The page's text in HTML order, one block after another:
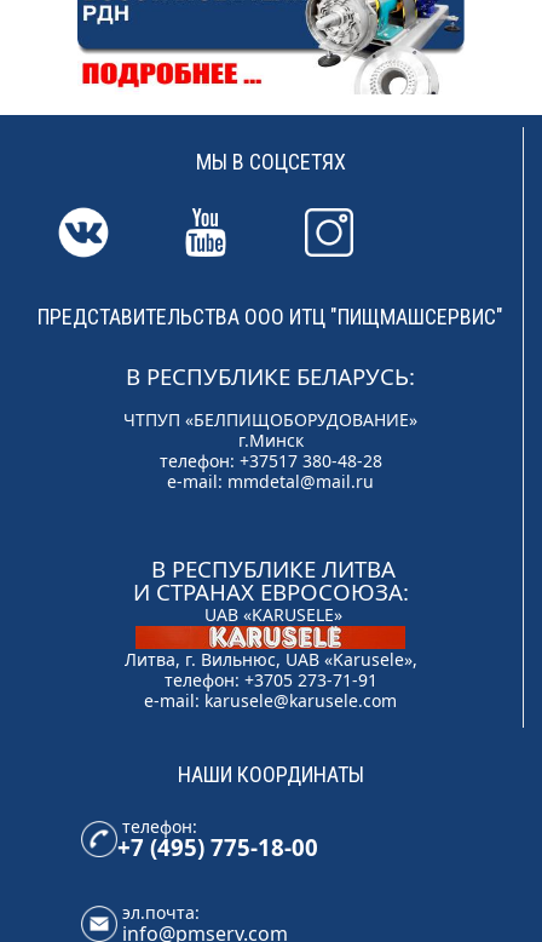
МЫ В СОЦСЕТЯХ
ПРЕДСТАВИТЕЛЬСТВА ООО ИТЦ "ПИЩМАШСЕРВИС"
В РЕСПУБЛИКЕ БЕЛАРУСЬ:
ЧТПУП «БЕЛПИЩОБОРУДОВАНИЕ»
г.Минск
телефон: +37517 380-48-28
e-mail: mmdetal@mail.ru
В РЕСПУБЛИКЕ ЛИТВА
И СТРАНАХ ЕВРОСОЮЗА:
UAB «KARUSELE»
Литва, г. Вильнюс, UAB «Karusele»,
телефон: +3705 273-71-91
e-mail: karusele@karusele.com
НАШИ КООРДИНАТЫ
телефон:
+7 (495) 775-18-00
эл.почта:
info@pmserv.com